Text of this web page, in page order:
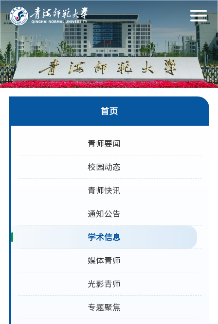
首页
青师要闻
校园动态
青师快讯
通知公告
学术信息
媒体青师
光影青师
专题聚焦